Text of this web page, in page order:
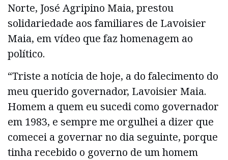
Norte, José Agripino Maia, prestou
solidariedade aos familiares de Lavoisier
Maia, em vídeo que faz homenagem ao
político.
“Triste a notícia de hoje, a do falecimento do
meu querido governador, Lavoisier Maia.
Homem a quem eu sucedi como governador
em 1983, e sempre me orgulhei a dizer que
comecei a governar no dia seguinte, porque
tinha recebido o governo de um homem